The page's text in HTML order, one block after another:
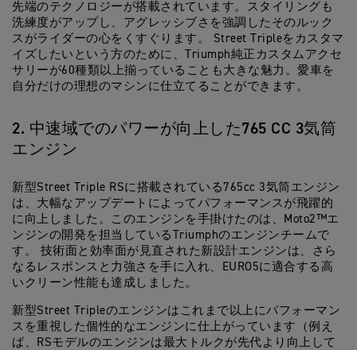
先端のテクノロジーが搭載されています。スタイリングも
洗練度がアップし、アグレッシブさを強調したそのルック
スがライダーの心をくすぐります。 Street Tripleをカスタマ
イズしたいという方のために、Triumph純正カスタムアクセ
サリーが60種類以上揃っていることも大きな魅力。愛車を
自分だけの理想のマシンに仕立てることができます。
2. 中速域でのパワーが向上した765 CC 3気筒
エンジン
新型Street Triple RSに搭載されている765cc 3気筒エンジン
は、大幅なアップデートによってパフォーマンスが飛躍的
に向上しました。このエンジンを手掛けたのは、Moto2™エ
ンジンの開発を担当しているTriumphのエンジンチームで
す。 技術面と効率面が見直された新設計エンジンは、さら
なるレスポンスと力強さを手に入れ、EURO5に適合する高
いクリーン性能も達成しました。
新型Street Tripleのエンジンはこれまで以上にパフォーマン
スを重視した個性的なエンジンに仕上がっています（例え
ば、RSモデルのエンジンは最大トルクが先代より向上して